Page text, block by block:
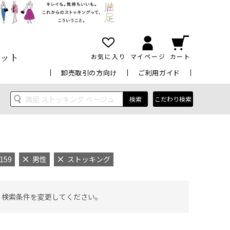
ト お気に入り マイページ カート
卸売取引の方向け ご利用ガイド
検索 こだわり検索
男性 ストッキング
索条件を変更してください。